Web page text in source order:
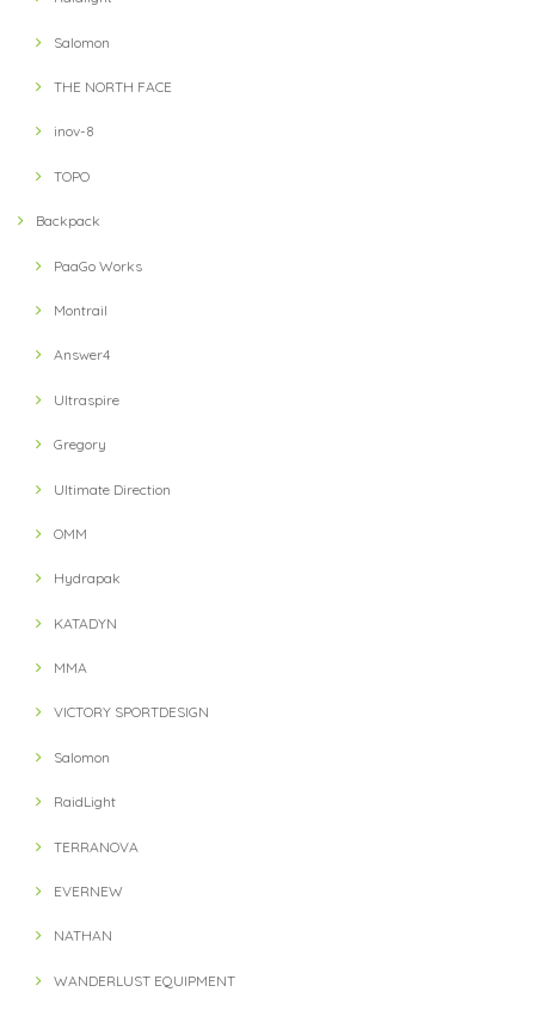
Salomon
THE NORTH FACE
inov-8
TOPO
Backpack
PaaGo Works
Montrail
Answer4
Ultraspire
Gregory
Ultimate Direction
OMM
Hydrapak
KATADYN
MMA
VICTORY SPORTDESIGN
Salomon
RaidLight
TERRANOVA
EVERNEW
NATHAN
WANDERLUST EQUIPMENT